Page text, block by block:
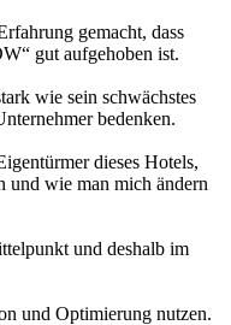
gemacht, dass
gut aufgehoben ist.
wie sein schwächstes
bedenken.
dieses Hotels,
und wie man mich ändern
und deshalb im
und Optimierung nutzen.